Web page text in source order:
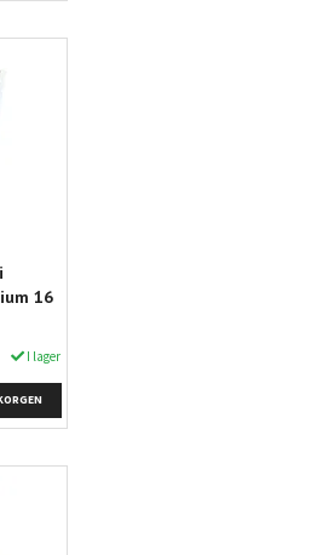
16
I lager